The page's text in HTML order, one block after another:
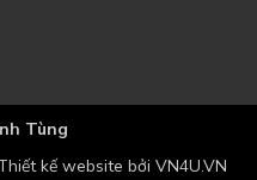
Tùng
kế website bởi VN4U.VN